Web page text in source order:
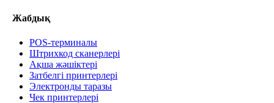
Жабдық
POS-терминалы
Штрихкод сканерлері
Ақша жәшіктері
Затбелгі принтерлері
Электронды таразы
Чек принтерлері